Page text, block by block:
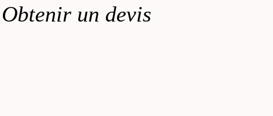
Obtenir un devis